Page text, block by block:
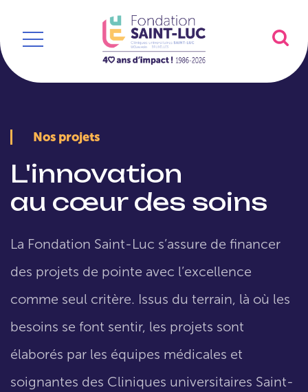
Nos projets
L'innovation
au cœur des soins
La Fondation Saint-Luc s’assure de financer
des projets de pointe avec l’excellence
comme seul critère. Issus du terrain, là où les
besoins se font sentir, les projets sont
élaborés par les équipes médicales et
soignantes des Cliniques universitaires Saint-